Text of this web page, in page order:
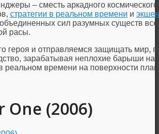
– сместь аркадного
стратегии в реальном времени и
сил разумных существ
расы.
героя и отправляемся защищать мир,
зарабатывая неплохие барыши на
реальном времени на поверхности
One (2006)